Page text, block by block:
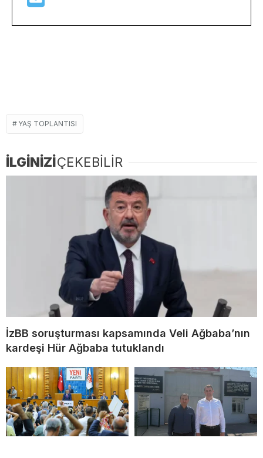
YAŞ TOPLANTISI
İLGİNİZİÇEKEBİLİR
İzBB soruşturması kapsamında Veli Ağbaba’nın
kardeşi Hür Ağbaba tutuklandı